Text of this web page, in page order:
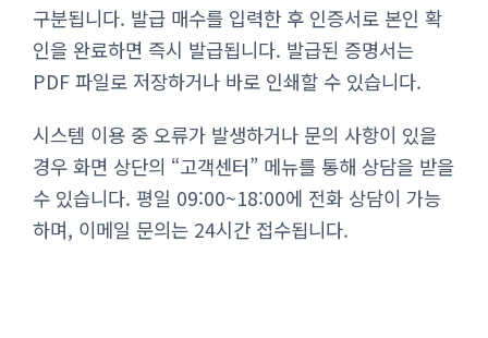
구분됩니다. 발급 매수를 입력한 후 인증서로 본인 확
인을 완료하면 즉시 발급됩니다. 발급된 증명서는
PDF 파일로 저장하거나 바로 인쇄할 수 있습니다.
시스템 이용 중 오류가 발생하거나 문의 사항이 있을
경우 화면 상단의 “고객센터” 메뉴를 통해 상담을 받을
수 있습니다. 평일 09:00~18:00에 전화 상담이 가능
하며, 이메일 문의는 24시간 접수됩니다.